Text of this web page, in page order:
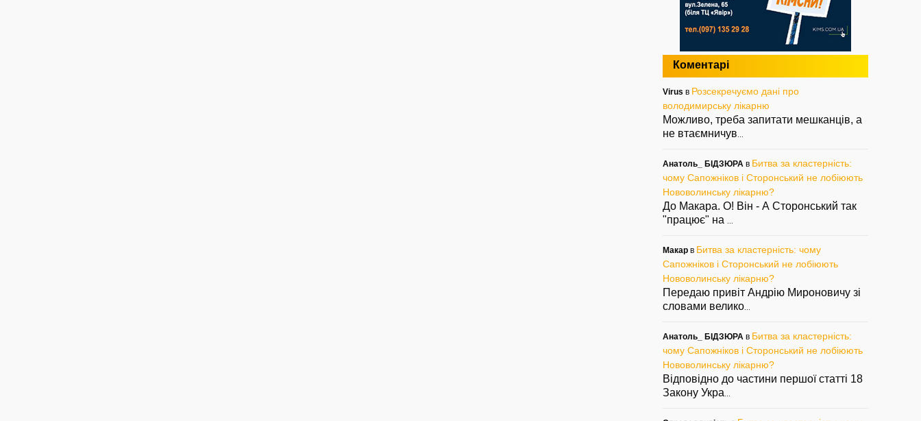
Коментарі
Virus в Розсекречуємо дані про
володимирську лікарню
Можливо, треба запитати мешканців, а
не втаємничув
Анатоль_ БІДЗЮРА в Битва за кластерність:
чому Сапожніков і Сторонський не лобіюють
Нововолинську лікарню?
До Макара. О! Він - А Сторонський так
"працює" на
Макар в Битва за кластерність: чому
Сапожніков і Сторонський не лобіюють
Нововолинську лікарню?
Передаю привіт Андрію Мироновичу зі
словами велико
Анатоль_ БІДЗЮРА в Битва за кластерність:
чому Сапожніков і Сторонський не лобіюють
Нововолинську лікарню?
Відповідно до частини першої статті 18
Закону Укра